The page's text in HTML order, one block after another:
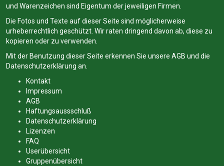
und Warenzeichen sind Eigentum der jeweiligen Firmen.
Die Fotos und Texte auf dieser Seite sind möglicherweise
urheberrechtlich geschützt. Wir raten dringend davon ab, diese zu
kopieren oder zu verwenden.
Mit der Benutzung dieser Seite erkennen Sie unsere AGB und die
Datenschutzerklärung an.
Kontakt
Impressum
AGB
Haftungsaussschluß
Datenschutzerklärung
Lizenzen
FAQ
Userübersicht
Gruppenübersicht